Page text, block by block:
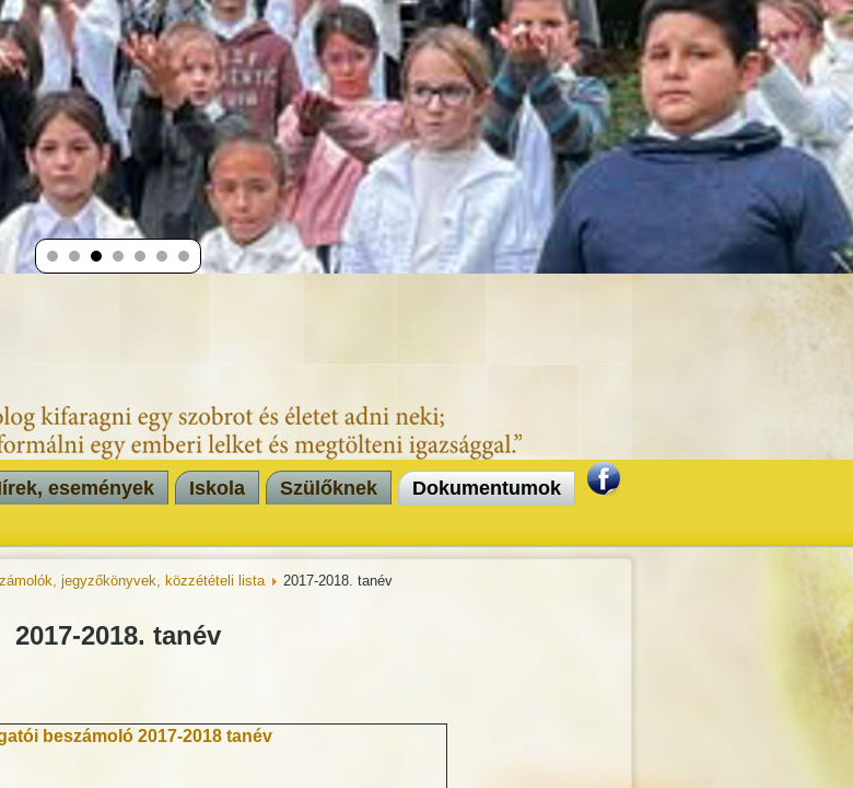
események Iskola Szülőknek
Dokumentumok
jegyzőkönyvek, közzétételi lista 2017-2018. tanév
2017-2018. tanév
beszámoló 2017-2018 tanév